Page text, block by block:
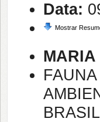
Data:
Mostrar
MARIA
BRASIL